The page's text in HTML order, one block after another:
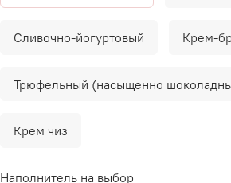
Сливочно-йогуртовый Крем-
Трюфельный (насыщенно
Крем чиз
Наполнитель на выбор